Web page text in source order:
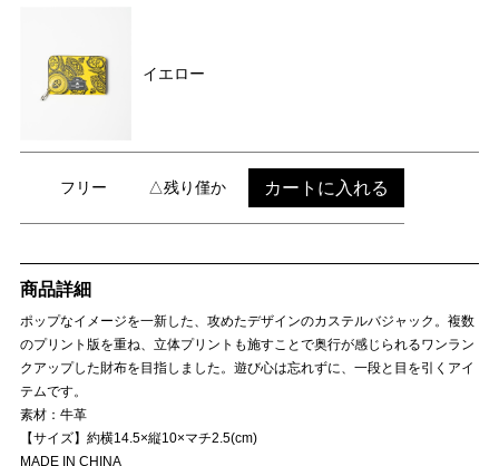
イエロー
フリー △残り僅か カートに入れる
商品詳細
ポップなイメージを一新した、攻めたデザインのカステルバジャック。複数
のプリント版を重ね、立体プリントも施すことで奥行が感じられるワンラン
クアップした財布を目指しました。遊び心は忘れずに、一段と目を引くアイ
テムです。
素材：牛革
【サイズ】約横14.5×縦10×マチ2.5(cm)
MADE IN CHINA